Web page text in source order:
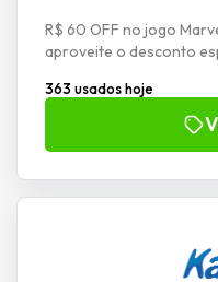
R$ 60 OFF no jogo
aproveite o desconto
363 usados hoje